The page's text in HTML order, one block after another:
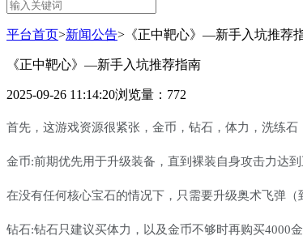
平台首页>新闻公告> 《正中靶心》—新手入坑推荐
《正中靶心》—新手入坑推荐指南
2025-09-26 11:14:20浏览量：772
首先，这游戏资源很紧张，金币，钻石，体力，洗练石
金币:前期优先用于升级装备，直到裸装自身攻击力达
在没有任何核心宝石的情况下，只需要升级奥术飞弹
钻石:钻石只建议买体力，以及金币不够时再购买4000